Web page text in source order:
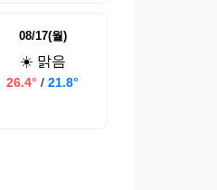
08/17(월)
☀️ 맑음
26.4° / 21.8°